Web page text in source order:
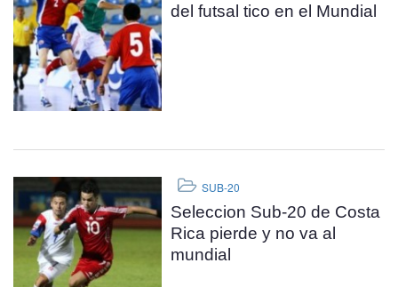
del futsal tico en el Mundial
SUB-20
Seleccion Sub-20 de Costa
Rica pierde y no va al
mundial